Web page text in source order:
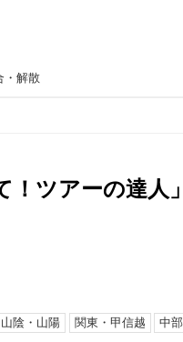
・解散
！ツアーの達人
山陰・山陽 関東・甲信越 中